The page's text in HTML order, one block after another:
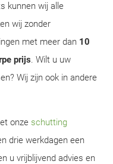
kunnen wij alle
wij zonder
met meer dan 10
prijs. Wilt u uw
Wij zijn ook in andere
onze schutting
drie werkdagen een
u vrijblijvend advies en